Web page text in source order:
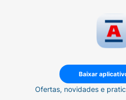
Baixar
Ofertas, novidades e